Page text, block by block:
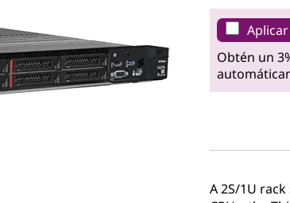
Obtén un
A 2S/1U